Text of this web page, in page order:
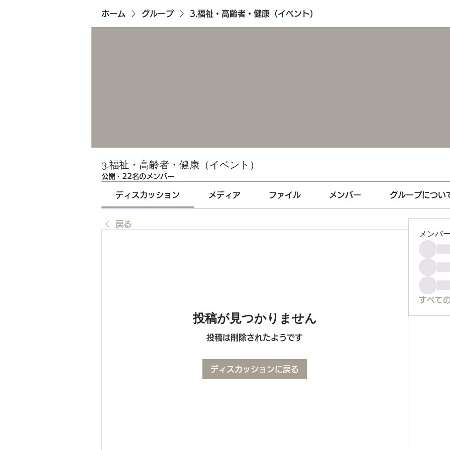
ホーム グループ 3.福祉・高齢者・健康（イベント）
3.福祉・高齢者・健康（イベント）
公開 · 22名のメンバー
ディスカッション メディア ファイル メンバー グループについ
戻る
投稿が見つかりません
投稿は削除されたようです
ディスカッションに戻る
メンバー
すべて